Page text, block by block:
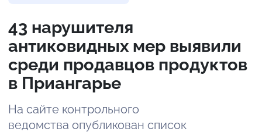
43 нарушителя
антиковидных мер выявили
среди продавцов продуктов
в Приангарье
На сайте контрольного
ведомства опубликован список